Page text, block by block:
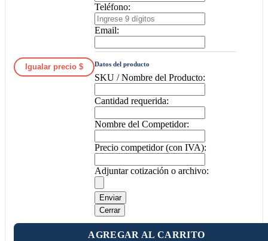
Igualar precio $
Teléfono:
Email:
Datos del producto
SKU / Nombre del Producto:
Cantidad requerida:
Nombre del Competidor:
Precio competidor (con IVA):
Adjuntar cotización o archivo:
Enviar
Cerrar
AGREGAR AL CARRITO